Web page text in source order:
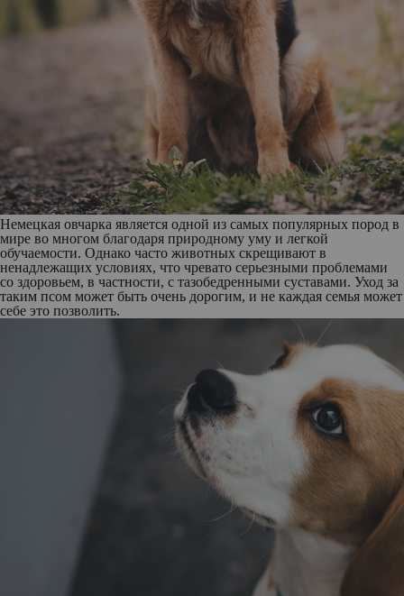
Немецкая овчарка является одной из самых популярных пород в
мире во многом благодаря природному уму и легкой
обучаемости. Однако часто животных скрещивают в
ненадлежащих условиях, что чревато серьезными проблемами
со здоровьем, в частности, с тазобедренными суставами. Уход за
таким псом может быть очень дорогим, и не каждая семья может
себе это позволить.